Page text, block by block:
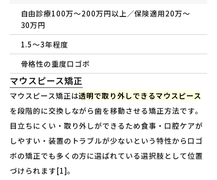
自由診療100万〜200万円以上／保険適用20万〜
30万円
1.5〜3年程度
骨格性の重度口ゴボ
マウスピース矯正
マウスピース矯正は透明で取り外しできるマウスピース
を段階的に交換しながら歯を移動させる矯正方法です。
目立ちにくい・取り外しができるため食事・口腔ケアが
しやすい・装置のトラブルが少ないという特性から口ゴ
ボの矯正でも多くの方に選ばれている選択肢として位置
づけられます[1]。